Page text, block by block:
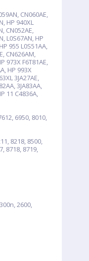
CN060AE,
HP 940XL
CN052AE,
L0S67AN, HP
955 L0S51AA,
CN626AM,
973X F6T81AE,
HP 993X
3JA27AE,
3JA83AA,
11 C4836A,
6950, 8010,
8218, 8500,
8718, 8719,
2600,